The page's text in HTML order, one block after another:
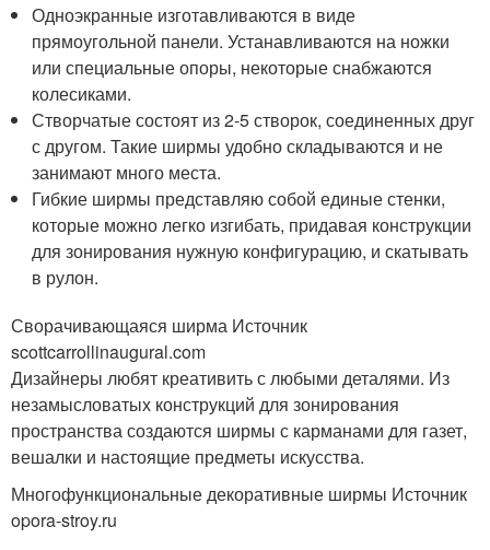
Одноэкранные изготавливаются в виде
прямоугольной панели. Устанавливаются на ножки
или специальные опоры, некоторые снабжаются
колесиками.
Створчатые состоят из 2-5 створок, соединенных друг
с другом. Такие ширмы удобно складываются и не
занимают много места.
Гибкие ширмы представляю собой единые стенки,
которые можно легко изгибать, придавая конструкции
для зонирования нужную конфигурацию, и скатывать
в рулон.
Сворачивающаяся ширма Источник
scottcarrollinaugural.com
Дизайнеры любят креативить с любыми деталями. Из
незамысловатых конструкций для зонирования
пространства создаются ширмы с карманами для газет,
вешалки и настоящие предметы искусства.
Многофункциональные декоративные ширмы Источник
opora-stroy.ru